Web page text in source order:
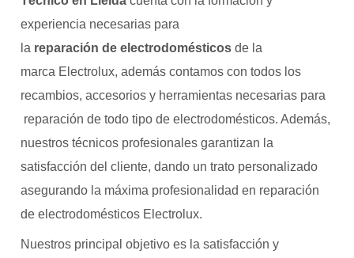
experiencia necesarias para
la reparación de electrodomésticos de la
marca Electrolux, además contamos con todos los
recambios, accesorios y herramientas necesarias para
reparación de todo tipo de electrodomésticos. Además,
nuestros técnicos profesionales garantizan la
satisfacción del cliente, dando un trato personalizado
asegurando la máxima profesionalidad en reparación
de electrodomésticos Electrolux.
Nuestros principal objetivo es la satisfacción y